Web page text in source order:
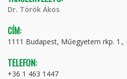
Dr. Török Ákos
CÍM:
1111 Budapest, Műegyetem rkp.
TELEFON:
+36 1 463 1447